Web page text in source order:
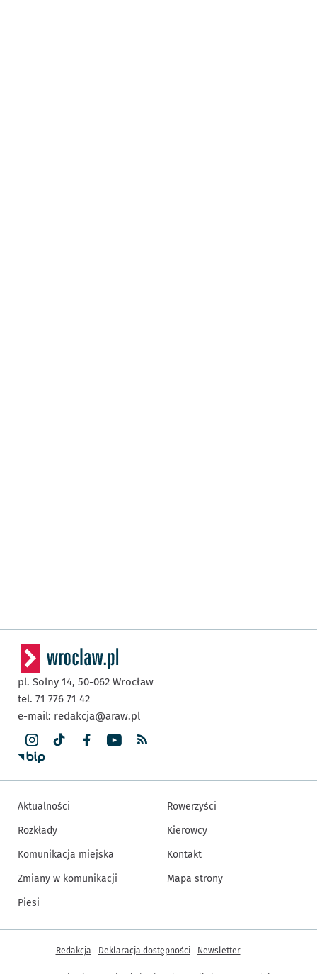
pl. Solny 14, 50-062 Wrocław
tel. 71 776 71 42
e-mail: redakcja@araw.pl
Aktualności
Rozkłady
Komunikacja miejska
Zmiany w komunikacji
Piesi
Rowerzyści
Kierowcy
Kontakt
Mapa strony
Inne informacje
Redakcja Deklaracja dostępności Newsletter